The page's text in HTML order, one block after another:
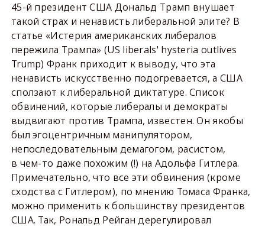
45-й президент США Дональд Трамп внушает
такой страх и ненависть либеральной элите? В
статье «Истерия американских либералов
пережила Трампа» (US liberals' hysteria outlives
Trump) Франк приходит к выводу, что эта
ненависть искусственно подогревается, а США
сползают к либеральной диктатуре. Список
обвинений, которые либералы и демократы
выдвигают против Трампа, известен. Он якобы
был эгоцентричным манипулятором,
непоследовательным демагогом, расистом,
в чем-то даже похожим (!) на Адольфа Гитлера.
Примечательно, что все эти обвинения (кроме
сходства с Гитлером), по мнению Томаса Франка,
можно применить к большинству президентов
США. Так, Рональд Рейган дерегулировал